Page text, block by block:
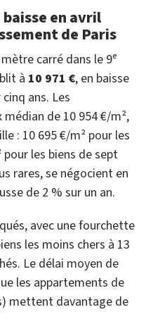
en avril
de Paris
carré dans le 9ᵉ
à 10 971 €, en baisse
ans. Les
de 10 954 €/m²,
: 10 695 €/m² pour les
les biens de sept
rares, se négocient en
de 2 % sur un an.
avec une fourchette
les moins chers à 13
Le délai moyen de
les appartements de
mettent davantage de